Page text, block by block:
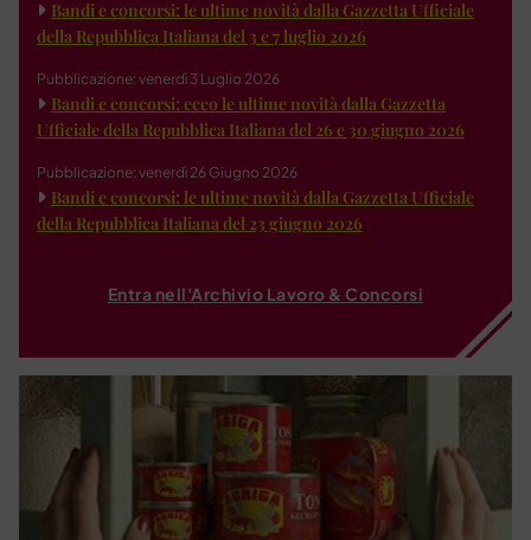
Bandi e concorsi: le ultime novità dalla Gazzetta Ufficiale
della Repubblica Italiana del 3 e 7 luglio 2026
Pubblicazione: venerdì 3 Luglio 2026
Bandi e concorsi: ecco le ultime novità dalla Gazzetta
Ufficiale della Repubblica Italiana del 26 e 30 giugno 2026
Pubblicazione: venerdì 26 Giugno 2026
Bandi e concorsi: le ultime novità dalla Gazzetta Ufficiale
della Repubblica Italiana del 23 giugno 2026
Entra nell'Archivio Lavoro & Concorsi